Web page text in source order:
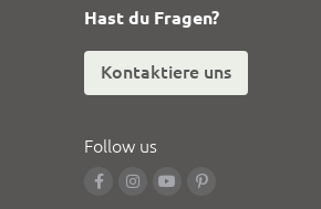
Hast du Fragen?
Kontaktiere uns
Follow us